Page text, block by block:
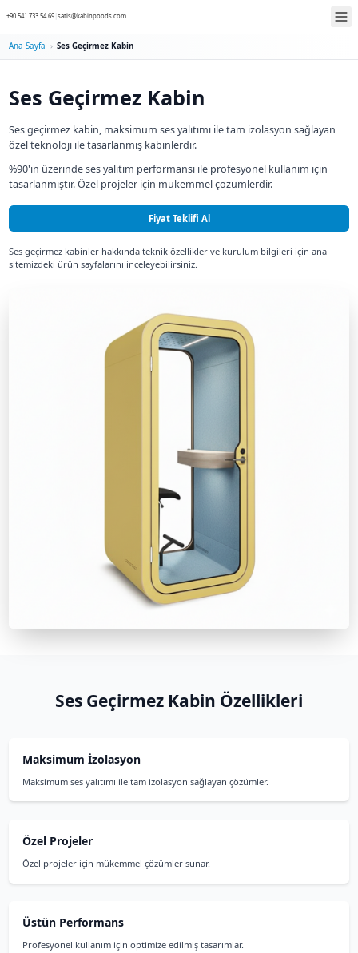
satis@kabinpoods.com
Ses Geçirmez Kabin
Ses geçirmez kabin, maksimum ses yalıtımı ile
özel teknoloji ile tasarlanmış kabinlerdir.
tasarlanmıştır. Özel projeler için mükemmel
Ses geçirmez kabinler hakkında teknik özellikler ve
sitemizdeki ürün sayfalarını inceleyebilirsiniz.